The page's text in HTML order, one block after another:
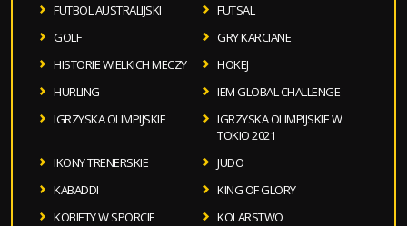
FUTBOL AUSTRALIJSKI
FUTSAL
GOLF
GRY KARCIANE
HISTORIE WIELKICH MECZY
HOKEJ
HURLING
IEM GLOBAL CHALLENGE
IGRZYSKA OLIMPIJSKIE
IGRZYSKA OLIMPIJSKIE W
TOKIO 2021
IKONY TRENERSKIE
JUDO
KABADDI
KING OF GLORY
KOBIETY W SPORCIE
KOLARSTWO